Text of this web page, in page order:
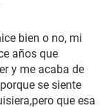
bien o no, mi
años que
y me acaba de
se siente
que esa